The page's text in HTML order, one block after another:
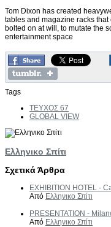
Tom Dixon has created
tables and magazine racks
bolted on at will, to mutate the
entertainment space
Tags
ΤΕΥΧΟΣ 67
GLOBAL VIEW
Ελληνικο Σπίτι
Σχετικά Άρθρα
EXHIBITION HOTEL -
Από Ελληνικο Σπίτι
PRESENTATION -
Από Ελληνικο Σπίτι